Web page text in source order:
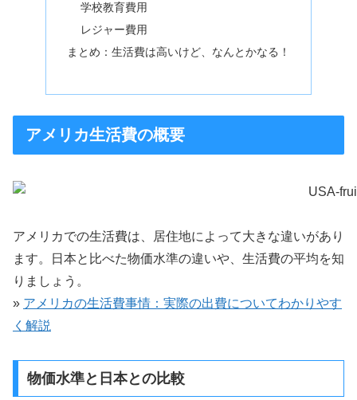
学校教育費用
レジャー費用
まとめ：生活費は高いけど、なんとかなる！
アメリカ生活費の概要
アメリカでの生活費は、居住地によって大きな違いがあり
ます。日本と比べた物価水準の違いや、生活費の平均を知
りましょう。
» アメリカの生活費事情：実際の出費についてわかりやす
く解説
物価水準と日本との比較